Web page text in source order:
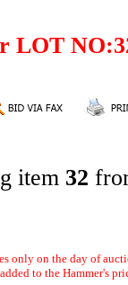
LOT
item 32
only on the day of
to the Hammer's